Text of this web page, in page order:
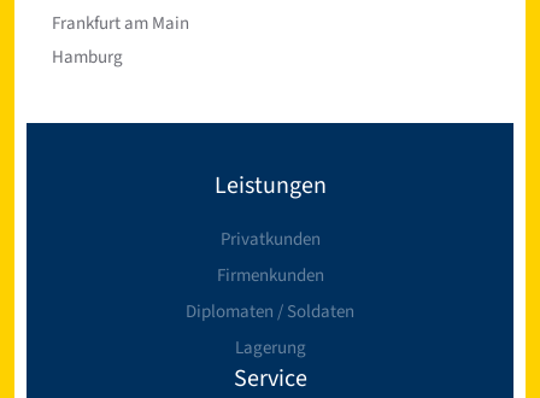
Frankfurt am Main
Hamburg
Leistungen
Privatkunden
Firmenkunden
Diplomaten / Soldaten
Lagerung
Service